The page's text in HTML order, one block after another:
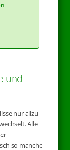
und
nur allzu
Alle
so manche